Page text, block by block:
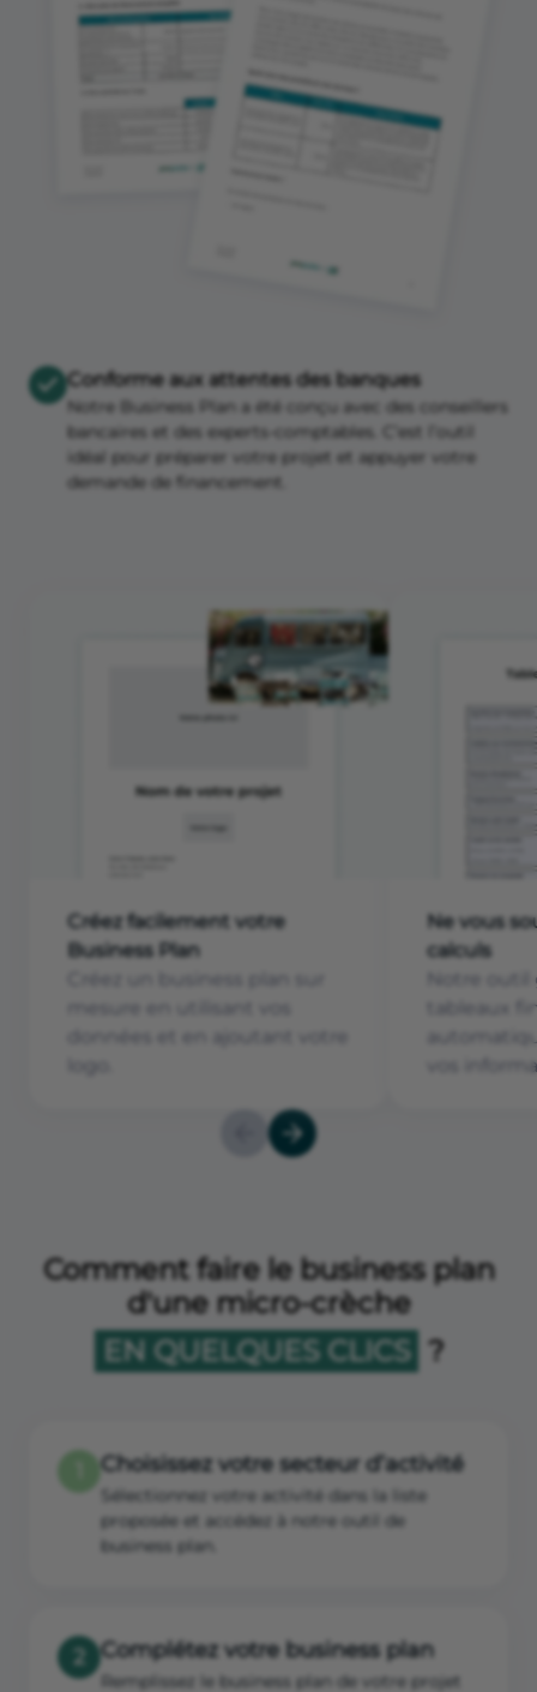
Conforme aux attentes des banques
Notre Business Plan a été conçu avec des conseillers
bancaires et des experts-comptables. C’est l’outil
idéal pour préparer votre projet et appuyer votre
demande de financement.
Créez facilement votre
Business Plan
Ne vous
calculs
Notre
tableaux
vos
Comment faire le business plan
d'une micro-crèche
EN QUELQUES CLICS ?
Choisissez votre secteur d’activité
Sélectionnez votre activité dans la liste
proposée et accédez à notre outil de
business plan.
2 Complétez votre business plan
Remplissez le business plan de votre projet